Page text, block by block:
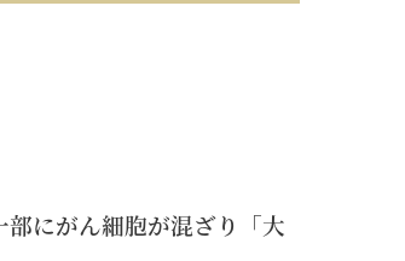
にがん細胞が混ざり「大